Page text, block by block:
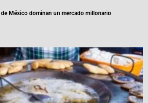
México dominan un mercado millonario